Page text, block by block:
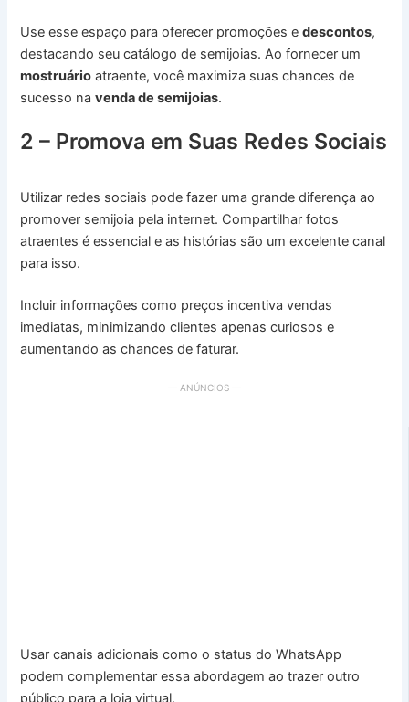
Use esse espaço para oferecer promoções edescontos,
destacando seu catálogo de semijoias. Ao fornecer um
mostruário atraente, você maximiza suas chances de
sucesso navenda de semijoias.
2 – Promova em Suas Redes Sociais
Utilizar redes sociais pode fazer uma grande diferença ao
promover semijoia pela internet. Compartilhar fotos
atraentes é essencial e as histórias são um excelente canal
para isso.
Incluir informações como preços incentiva vendas
imediatas, minimizando clientes apenas curiosos e
aumentando as chances de faturar.
— ANÚNCIOS —
Usar canais adicionais como o status do WhatsApp
podem complementar essa abordagem ao trazer outro
público para a loja virtual.